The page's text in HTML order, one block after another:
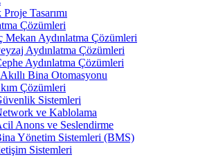
Tasarımı
Çözümleri
Mekan Aydınlatma Çözümleri
Aydınlatma Çözümleri
Aydınlatma Çözümleri
Bina Otomasyonu
Çözümleri
Sistemleri
ve Kablolama
Anons ve Seslendirme
Yönetim Sistemleri (BMS)
Sistemleri